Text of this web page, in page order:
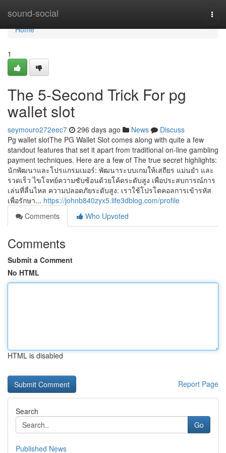
sound-social
Home
Home
1
The 5-Second Trick For pg
wallet slot
seymouro272eec7 296 days ago News
Discuss
Pg wallet slotThe PG Wallet Slot comes along with quite a few
standout features that set it apart from traditional on-line gambling
payment techniques. Here are a few of The true secret highlights:
นักพัฒนาและโปรแกรมเมอร์: พัฒนาระบบเกมให้เสถียร แม่นยำ และ
รวดเร็ว ไขโจทย์ความซับซ้อนด้วยโค้ดระดับสูง เพื่อประสบการณ์การ
เล่นที่ลื่นไหล ความปลอดภัยระดับสูง: เราใช้โปรโตคอลการเข้ารหัส
เพื่อรักษา... https://johnb840zyx5.life3dblog.com/profile
Comments
Who Upvoted
Comments
Submit a Comment
No HTML
HTML is disabled
Report Page
Search
Go
Published News